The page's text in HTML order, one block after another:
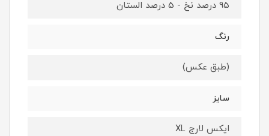
95 درصد نخ - 5 درصد الستان
رنگ
(طبق عکس)
سایز
ایکس لارج XL